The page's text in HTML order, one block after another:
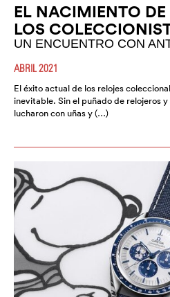
EL NACIMIENTO DE
LOS
UN ENCUENTRO CON
ABRIL 2021
El éxito actual de los relojes
inevitable. Sin el puñado de relojeros
lucharon con uñas y (…)